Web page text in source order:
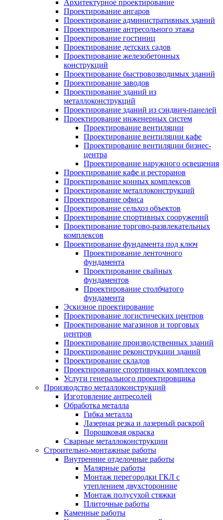
Архитектурное проектирование
Проектирование ангаров
Проектирование административных зданий
Проектирование антресольного этажа
Проектирование гостиниц
Проектирование детских садов
Проектирование железобетонных
конструкций
Проектирование быстровозводимых зданий
Проектирование заводов
Проектирование зданий из
металлоконструкций
Проектирование зданий из сэндвич-панелей
Проектирование инженерных систем
Проектирование вентиляции
Проектирование вентиляции кафе
Проектирование вентиляции бизнес-
центра
Проектирование наружного освещения
Проектирование кафе и ресторанов
Проектирование конных комплексов
Проектирование металлоконструкций
Проектирование офиса
Проектирование сельхоз объектов
Проектирование спортивных сооружений
Проектирование торгово-развлекательных
комплексов
Проектирование фундамента под ключ
Проектирование ленточного
фундамента
Проектирование свайных
фундаментов
Проектирование столбчатого
фундамента
Эскизное проектирование
Проектирование логистических центров
Проектирование магазинов и торговых
центров
Проектирование производственных зданий
Проектирование реконструкции зданий
Проектирование складов
Проектирование спортивных комплексов
Услуги генерального проектировщика
Производство металлоконструкций
Изготовление антресолей
Обработка металла
Гибка металла
Лазерная резка и лазерный раскрой
Порошковая окраска
Сварные металлоконструкции
Строительно-монтажные работы
Внутренние отделочные работы
Малярные работы
Монтаж перегородки ГКЛ с
утеплением двухсторонние
Монтаж полусухой стяжки
Плиточные работы
Каменные работы